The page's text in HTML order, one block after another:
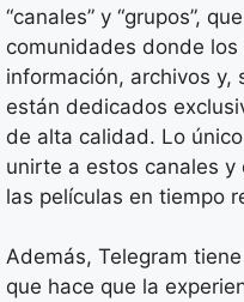
“canales” y “grupos”,
comunidades donde
información, archivos y,
están dedicados
de alta calidad. Lo
unirte a estos canales
las películas en tiempo
Además, Telegram
que hace que la